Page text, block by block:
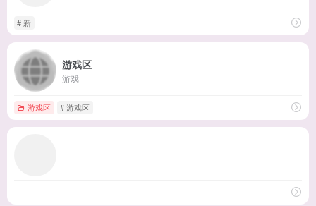
# 新
游戏区
游戏
游戏区 # 游戏区